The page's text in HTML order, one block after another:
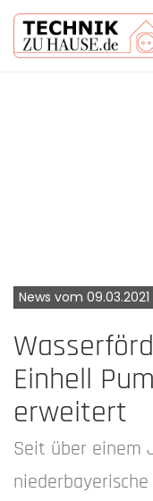
News vom 09.03.2021
Einhell
erweitert
Seit über einem